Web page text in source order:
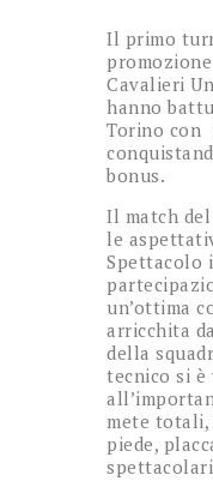
Il primo
Cavalieri
hanno
Torino con
bonus.
Il match
le
Spettacolo
un’ottima
arricchita
della
tecnico si è
mete totali,
piede,